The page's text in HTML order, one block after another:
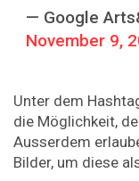
— Google
November 9,
Unter dem
die Möglichkeit,
Ausserdem
Bilder, um diese